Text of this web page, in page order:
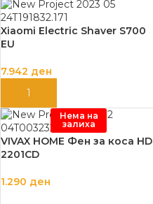
Xiaomi Electric Shaver S700
EU
7.942 ден
ДОДАЈ ВО КОШНИЦА
Нема на
залиха
VIVAX HOME Фен за коса
2201CD
1.290 ден